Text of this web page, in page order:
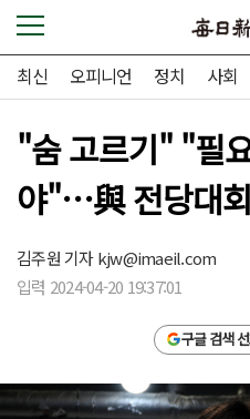
최신 오피니언 정치 사회
"숨 고르기" "필
야"…與 전당대
김주원 기자kjw@imaeil.com
입력 2024-04-20 19:37:01
구글 검색